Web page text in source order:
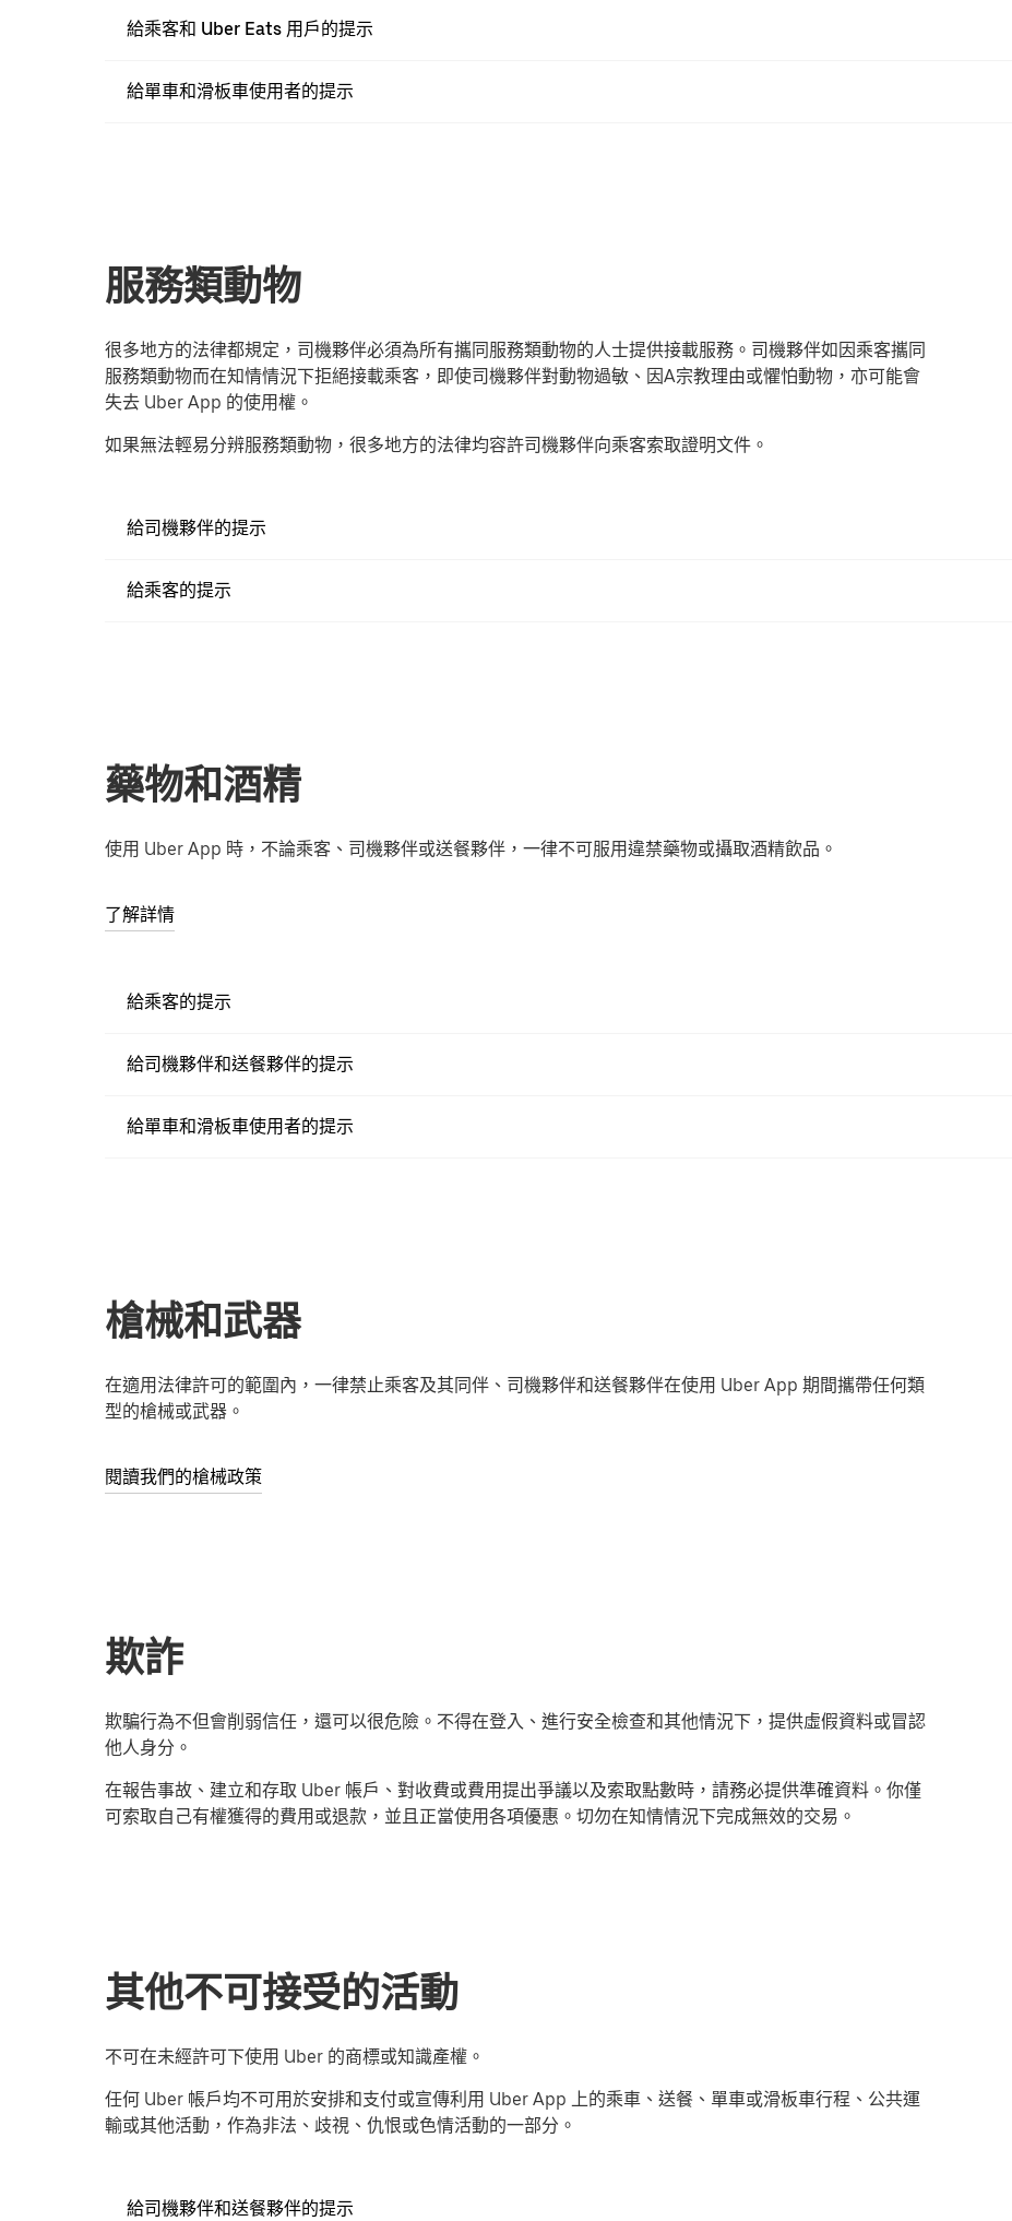
給乘客和 Uber Eats 用戶的提示
給單車和滑板車使用者的提示
服務類動物
很多地方的法律都規定，司機夥伴必須為所有攜同服務類動物的人士提供接載服務。司機夥伴如因乘客攜同
服務類動物而在知情情況下拒絕接載乘客，即使司機夥伴對動物過敏、因A宗教理由或懼怕動物，亦可能會
失去 Uber App 的使用權。
如果無法輕易分辨服務類動物，很多地方的法律均容許司機夥伴向乘客索取證明文件。
給司機夥伴的提示
給乘客的提示
藥物和酒精
使用 Uber App 時，不論乘客、司機夥伴或送餐夥伴，一律不可服用違禁藥物或攝取酒精飲品。
了解詳情
給乘客的提示
給司機夥伴和送餐夥伴的提示
給單車和滑板車使用者的提示
槍械和武器
在適用法律許可的範圍內，一律禁止乘客及其同伴、司機夥伴和送餐夥伴在使用 Uber App 期間攜帶任何類
型的槍械或武器。
閱讀我們的槍械政策
欺詐
欺騙行為不但會削弱信任，還可以很危險。不得在登入、進行安全檢查和其他情況下，提供虛假資料或冒認
他人身分。
在報告事故、建立和存取 Uber 帳戶、對收費或費用提出爭議以及索取點數時，請務必提供準確資料。你僅
可索取自己有權獲得的費用或退款，並且正當使用各項優惠。切勿在知情情況下完成無效的交易。
其他不可接受的活動
不可在未經許可下使用 Uber 的商標或知識產權。
任何 Uber 帳戶均不可用於安排和支付或宣傳利用 Uber App 上的乘車、送餐、單車或滑板車行程、公共運
輸或其他活動，作為非法、歧視、仇恨或色情活動的一部分。
給司機夥伴和送餐夥伴的提示